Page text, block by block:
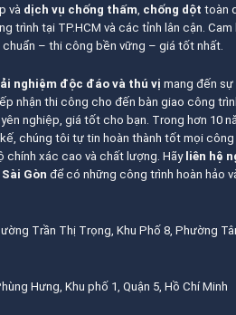
và dịch vụ chống thấm, chống dột toàn
trình tại TP.HCM và các tỉnh lân cận.
chuẩn – thi công bền vững – giá tốt nhất.
nghiệm độc đáo và thú vị mang đến sự
nhận thi công cho đến bàn giao công
nghiệp, giá tốt cho bạn. Trong hơn 10
chúng tôi tự tin hoàn thành tốt mọi công
chính xác cao và chất lượng. Hãy liên hệ
Gòn để có những công trình hoàn hảo
Trần Thị Trọng, Khu Phố 8, Phường
Hưng, Khu phố 1, Quận 5, Hồ Chí Minh